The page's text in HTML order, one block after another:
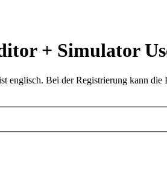
+ Simulator
englisch. Bei der Registrierung kann